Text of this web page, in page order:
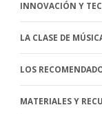
INNOVACIÓN Y
LA CLASE DE
LOS
MATERIALES Y